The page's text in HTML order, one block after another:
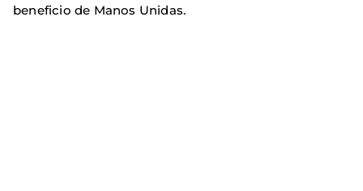
beneficio de Manos Unidas.